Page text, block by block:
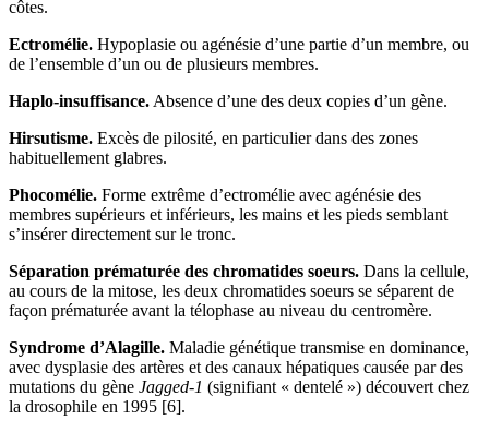
côtes.
Ectromélie. Hypoplasie ou agénésie d’une partie d’un membre, ou
de l’ensemble d’un ou de plusieurs membres.
Haplo-insuffisance. Absence d’une des deux copies d’un gène.
Hirsutisme. Excès de pilosité, en particulier dans des zones
habituellement glabres.
Phocomélie. Forme extrême d’ectromélie avec agénésie des
membres supérieurs et inférieurs, les mains et les pieds semblant
s’insérer directement sur le tronc.
Séparation prématurée des chromatides soeurs. Dans la cellule,
au cours de la mitose, les deux chromatides soeurs se séparent de
façon prématurée avant la télophase au niveau du centromère.
Syndrome d’Alagille. Maladie génétique transmise en dominance,
avec dysplasie des artères et des canaux hépatiques causée par des
mutations du gène Jagged-1 (signifiant « dentelé ») découvert chez
la drosophile en 1995 [6].